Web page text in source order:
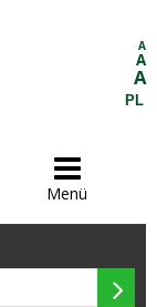
A
A
A
PL

Menü
